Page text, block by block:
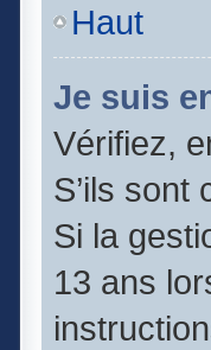
Haut
Je suis
Vérifiez,
S’ils sont
Si la
13 ans